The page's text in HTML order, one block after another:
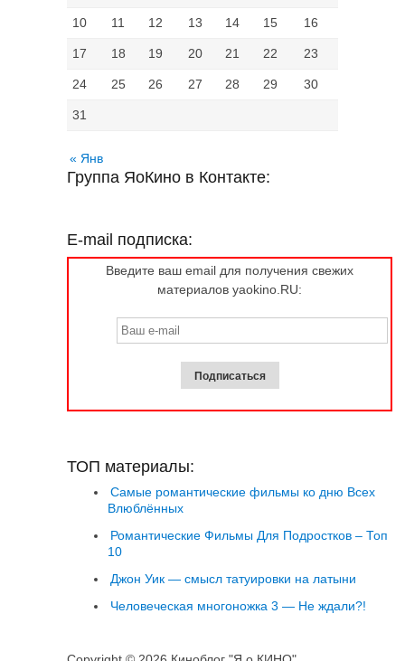
10 11 12 13 14 15 16
17 18 19 20 21 22 23
24 25 26 27 28 29 30
31
« Янв
Группа ЯоКино в Контакте:
E-mail подписка:
Введите ваш email для получения свежих
материалов yaokino.RU:
ТОП материалы:
Самые романтические фильмы ко дню Всех
Влюблённых
Романтические Фильмы Для Подростков – Топ
10
Джон Уик — смысл татуировки на латыни
Человеческая многоножка 3 — Не ждали?!